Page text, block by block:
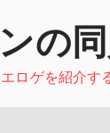
の
ロゲを紹介す